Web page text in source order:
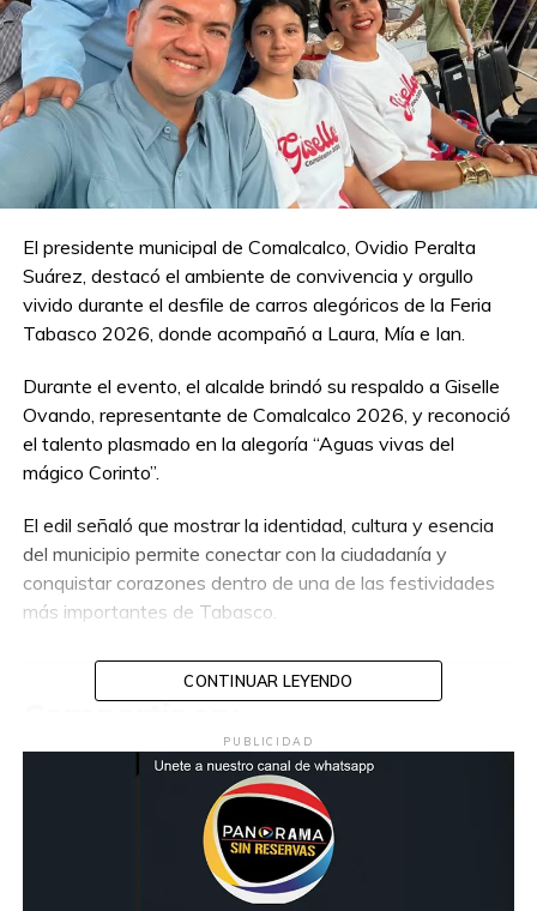
El presidente municipal de Comalcalco, Ovidio Peralta
Suárez, destacó el ambiente de convivencia y orgullo
vivido durante el desfile de carros alegóricos de la Feria
Tabasco 2026, donde acompañó a Laura, Mía e Ian.
Durante el evento, el alcalde brindó su respaldo a Giselle
Ovando, representante de Comalcalco 2026, y reconoció
el talento plasmado en la alegoría “Aguas vivas del
mágico Corinto”.
El edil señaló que mostrar la identidad, cultura y esencia
del municipio permite conectar con la ciudadanía y
conquistar corazones dentro de una de las festividades
más importantes de Tabasco.
CARROS
CONTINUAR LEYENDO
PUBLICIDAD